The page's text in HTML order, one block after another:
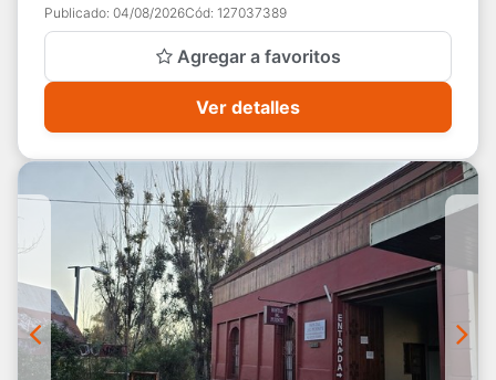
Publicado: 04/08/2026Cód: 127037389
Agregar a favoritos
Ver detalles